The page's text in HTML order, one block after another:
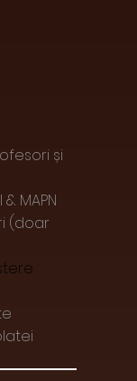
și
MAPN
(doar